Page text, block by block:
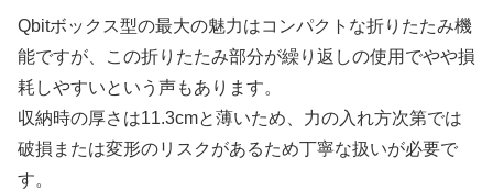
Qbitボックス型の最大の魅力はコンパクトな折りたたみ機
能ですが、この折りたたみ部分が繰り返しの使用でやや損
耗しやすいという声もあります。
収納時の厚さは11.3cmと薄いため、力の入れ方次第では
破損または変形のリスクがあるため丁寧な扱いが必要で
す。